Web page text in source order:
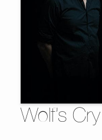
Wolf’s Cry